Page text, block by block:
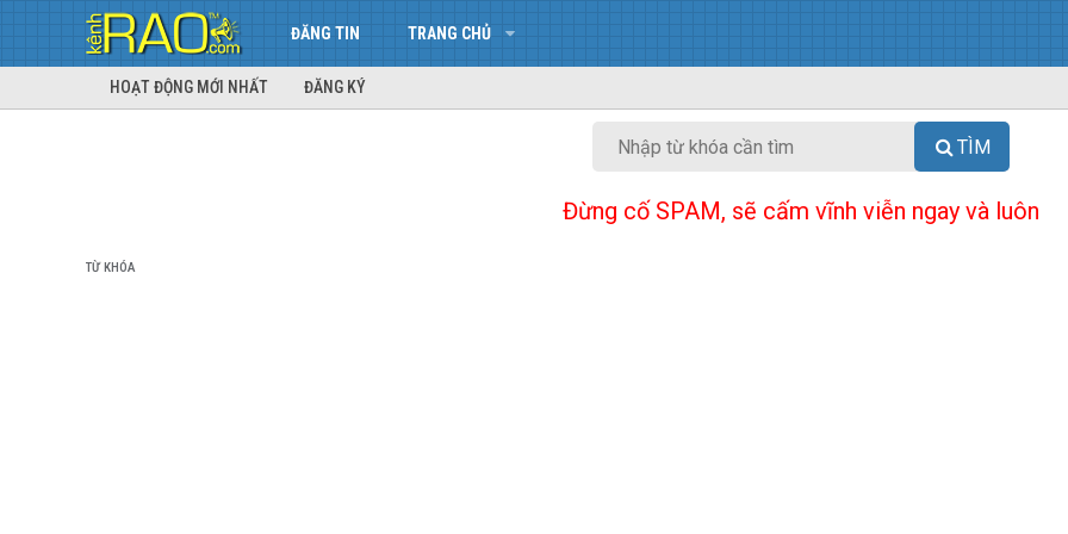
ĐĂNG TIN TRANG CHỦ
HOẠT ĐỘNG MỚI NHẤT ĐĂNG KÝ
TÌM
Đừng cố SPAM, sẽ cấm vĩnh viễn ngay và luôn
TỪ KHÓA